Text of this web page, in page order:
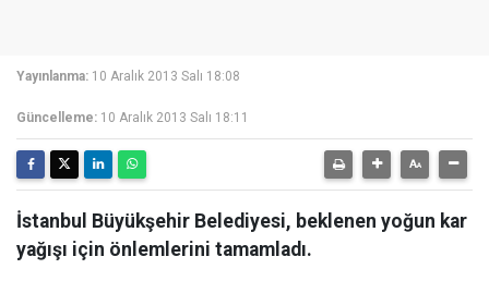
Yayınlanma: 10 Aralık 2013 Salı 18:08
Güncelleme: 10 Aralık 2013 Salı 18:11
İstanbul Büyükşehir Belediyesi, beklenen yoğun kar
yağışı için önlemlerini tamamladı.